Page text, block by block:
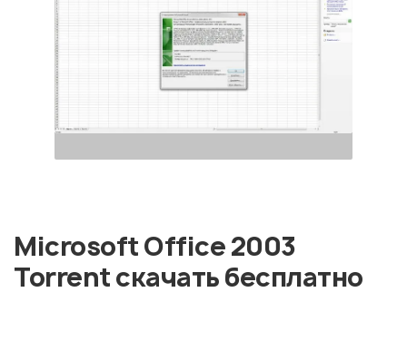
Microsoft Office 2003
Torrent скачать бесплатно